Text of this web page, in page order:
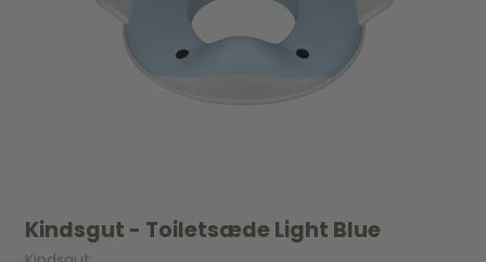
Kindsgut - Toiletsæde Light Blue